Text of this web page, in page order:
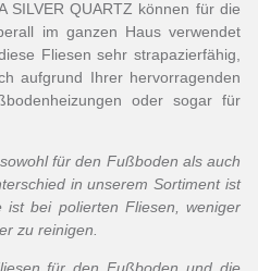
SILVER QUARTZ können für die
im ganzen Haus verwendet
Fliesen sehr strapazierfähig,
aufgrund Ihrer hervorragenden
oder sogar für
für den Fußboden als auch
in unserem Sortiment ist
ist bei polierten Fliesen, weniger
zu reinigen.
für den Fußboden und die